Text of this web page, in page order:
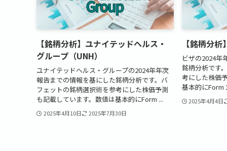
【銘柄分析】ユナイテッドヘルス・
グループ（UNH）
ユナイテッドヘルス・グループの2024年年次
報告までの情報を基にした銘柄分析です。バ
フェットの銘柄選択術を参考にした株価予測
も記載しています。数値は基本的にForm ...
2025年4月10日 2025年7月30日
【銘柄分
ビザの2024年
銘柄分析です
考にした株価
基本的にForm
2025年4月4日